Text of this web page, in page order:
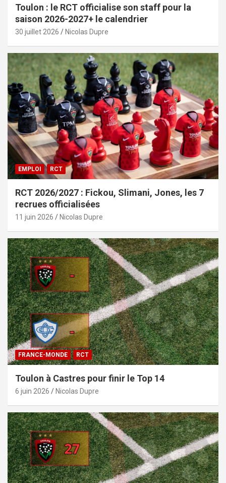
Toulon : le RCT officialise son staff pour la
saison 2026-2027+ le calendrier
30 juillet 2026 Nicolas Dupre
EMPLOI RCT
RCT 2026/2027 : Fickou, Slimani, Jones, les 7
recrues officialisées
11 juin 2026 Nicolas Dupre
FRANCE-MONDE RCT
Toulon à Castres pour finir le Top 14
6 juin 2026 Nicolas Dupre